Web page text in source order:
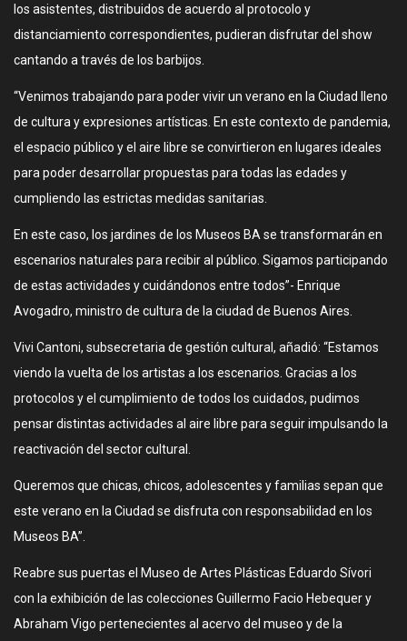
los asistentes, distribuidos de acuerdo al protocolo y
distanciamiento correspondientes, pudieran disfrutar del show
cantando a través de los barbijos.
“Venimos trabajando para poder vivir un verano en la Ciudad lleno
de cultura y expresiones artísticas. En este contexto de pandemia,
el espacio público y el aire libre se convirtieron en lugares ideales
para poder desarrollar propuestas para todas las edades y
cumpliendo las estrictas medidas sanitarias.
En este caso, los jardines de los Museos BA se transformarán en
escenarios naturales para recibir al público. Sigamos participando
de estas actividades y cuidándonos entre todos”- Enrique
Avogadro, ministro de cultura de la ciudad de Buenos Aires.
Vivi Cantoni, subsecretaria de gestión cultural, añadió: “Estamos
viendo la vuelta de los artistas a los escenarios. Gracias a los
protocolos y el cumplimiento de todos los cuidados, pudimos
pensar distintas actividades al aire libre para seguir impulsando la
reactivación del sector cultural.
Queremos que chicas, chicos, adolescentes y familias sepan que
este verano en la Ciudad se disfruta con responsabilidad en los
Museos BA”.
Reabre sus puertas el Museo de Artes Plásticas Eduardo Sívori
con la exhibición de las colecciones Guillermo Facio Hebequer y
Abraham Vigo pertenecientes al acervo del museo y de la